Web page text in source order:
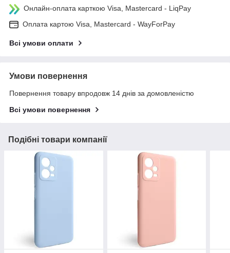
Онлайн-оплата карткою Visa, Mastercard - LiqPay
Оплата картою Visa, Mastercard - WayForPay
Всі умови оплати
Умови повернення
Повернення товару впродовж 14 днів за домовленістю
Всі умови повернення
Подібні товари компанії